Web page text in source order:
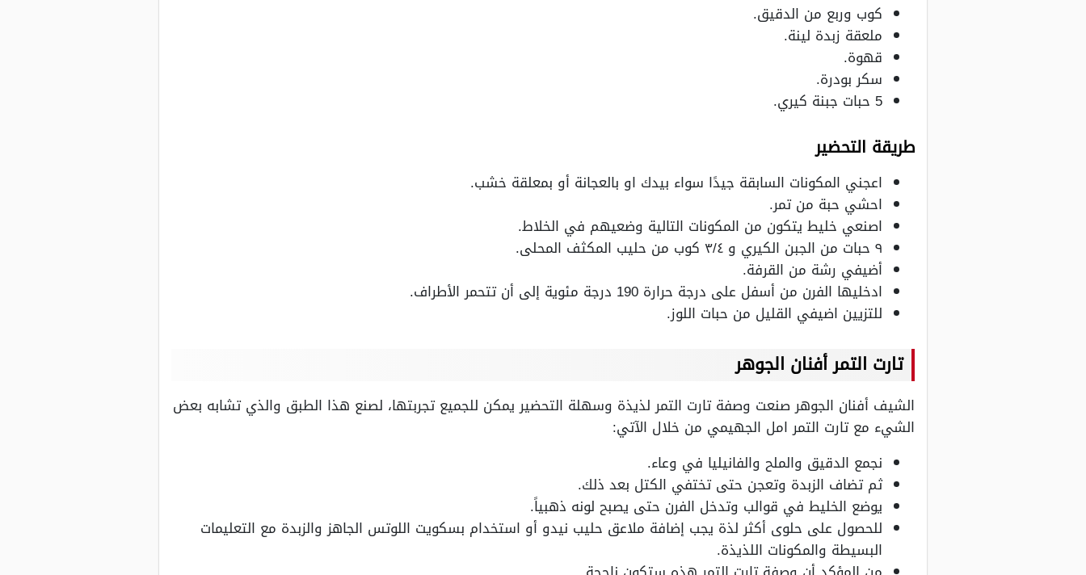
كوب وربع من الدقيق.
ملعقة زبدة لينة.
قهوة.
سكر بودرة.
5 حبات جبنة كيري.
طريقة التحضير
اعجني المكونات السابقة جيدًا سواء بيدك او بالعجانة أو بمعلقة خشب.
احشي حبة من تمر.
اصنعي خليط يتكون من المكونات التالية وضعيهم في الخلاط.
٩ حبات من الجبن الكيري و ٣/٤ كوب من حليب المكثف المحلى.
أضيفي رشة من القرفة.
ادخليها الفرن من أسفل على درجة حرارة 190 درجة مئوية إلى أن تتحمر الأطراف.
للتزيين اضيفي القليل من حبات اللوز.
تارت التمر أفنان الجوهر
الشيف أفنان الجوهر صنعت وصفة تارت التمر لذيذة وسهلة التحضير يمكن للجميع تجربتها، لصنع هذا الطبق والذي تشابه بعض
الشيء مع تارت التمر امل الجهيمي من خلال الآتي:
نجمع الدقيق والملح والفانيليا في وعاء.
ثم تضاف الزبدة وتعجن حتى تختفي الكتل بعد ذلك.
يوضع الخليط في قوالب وتدخل الفرن حتى يصبح لونه ذهبياً.
للحصول على حلوى أكثر لذة يجب إضافة ملاعق حليب نيدو أو استخدام بسكويت اللوتس الجاهز والزبدة مع التعليمات
البسيطة والمكونات اللذيذة.